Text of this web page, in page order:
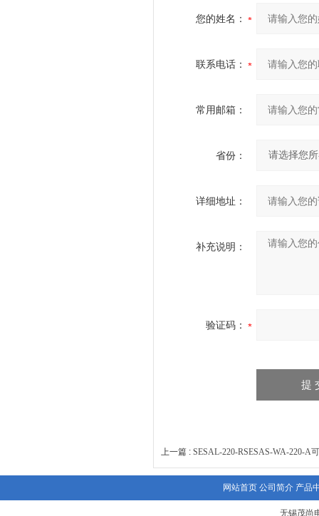
您的姓名：
联系电话：
常用邮箱：
省份：
详细地址：
补充说明：
验证码：
上一篇 : SESAL-220-RSESAS-WA-220-A
网站首页 公司简介 产品
无锡茂尚